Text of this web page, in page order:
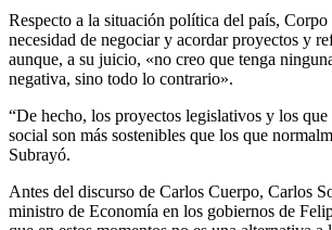
Respecto a la situación política del país, Corpo
necesidad de negociar y acordar proyectos y
aunque, a su juicio, «no creo que tenga
negativa, sino todo lo contrario».
“De hecho, los proyectos legislativos y los
social son más sostenibles que los que
Subrayó.
Antes del discurso de Carlos Cuerpo, Carlos
ministro de Economía en los gobiernos de